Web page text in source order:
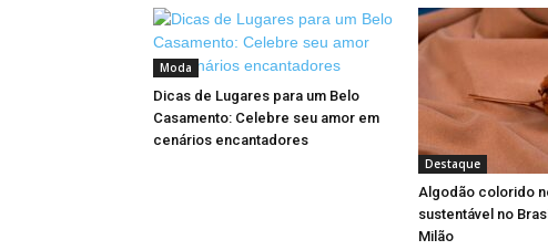
Moda
Dicas de Lugares para um Belo
Casamento: Celebre seu amor em
cenários encantadores
Destaque
Algodão colorido
sustentável no
Milão